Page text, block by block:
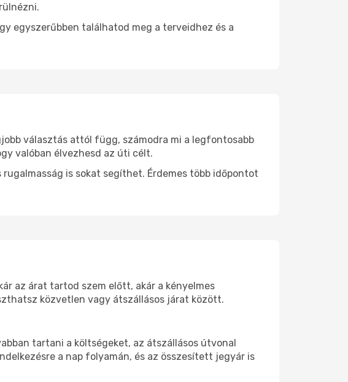
egyszerűbben találhatod meg a terveidhez és a
választás attól függ, számodra mi a legfontosabb
valóban élvezhesd az úti célt.
is sokat segíthet. Érdemes több időpontot
az árat tartod szem előtt, akár a kényelmes
közvetlen vagy átszállásos járat között.
tartani a költségeket, az átszállásos útvonal
a nap folyamán, és az összesített jegyár is